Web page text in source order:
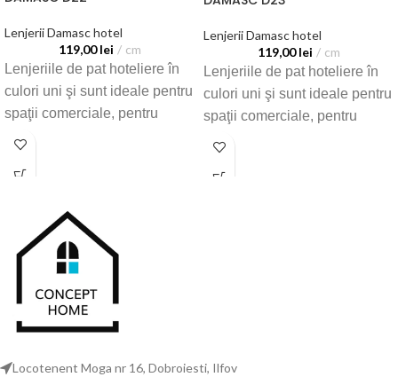
Lenjerii Damasc hotel
119,00lei
cm
Lenjeriile de pat hoteliere în
culori uni şi sunt ideale pentru
spaţii comerciale, pentru
acasă
Lenjerii Damasc hotel
119,00lei
cm
Lenjeriile de pat hoteliere în
culori uni şi sunt ideale pentru
spaţii comerciale, pentru
Locotenent Moga nr 16, Dobroiesti, Ilfov